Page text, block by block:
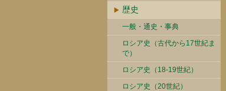
歴史
一般・通史・事典
ロシア史（古代から17世紀ま
で）
ロシア史（18-19世紀）
ロシア史（20世紀）